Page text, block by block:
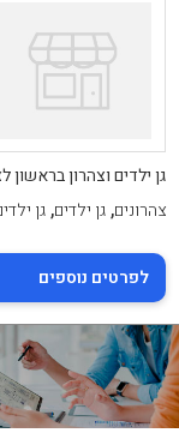
גן ילדים וצהרון בראשון
צהרונים,גן ילדים,גן
לפרטים נוספים